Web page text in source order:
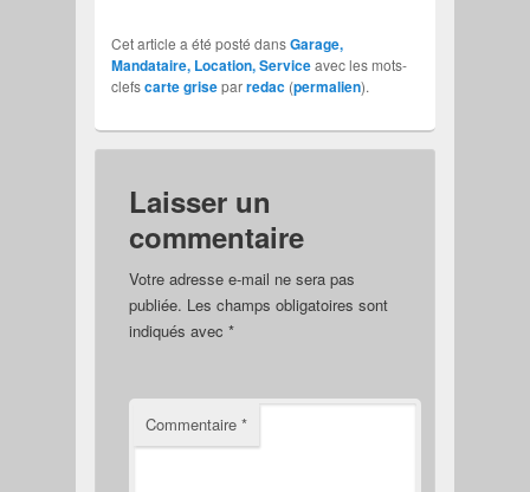
Cet article a été posté dansGarage,
Mandataire, Location, Serviceavec les mots-
clefscarte griseparredac (permalien).
Laisser un
commentaire
Votre adresse e-mail ne sera pas
publiée. Les champs obligatoires sont
indiqués avec *
Commentaire *